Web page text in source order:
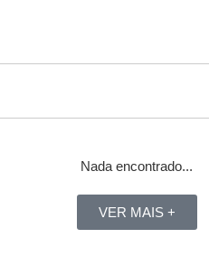
Nada encontrado...
VER MAIS +